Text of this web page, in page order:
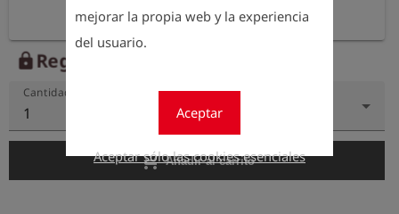
mejorar la propia web y la experiencia
del usuario.
Aceptar
Aceptar sólo las cookies esenciales
lock Regístrese para ver el precio
Cantidad
1
add_shopping_cart Añadir al carrito